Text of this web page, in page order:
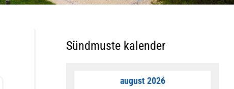
Sündmuste kalender
august 2026